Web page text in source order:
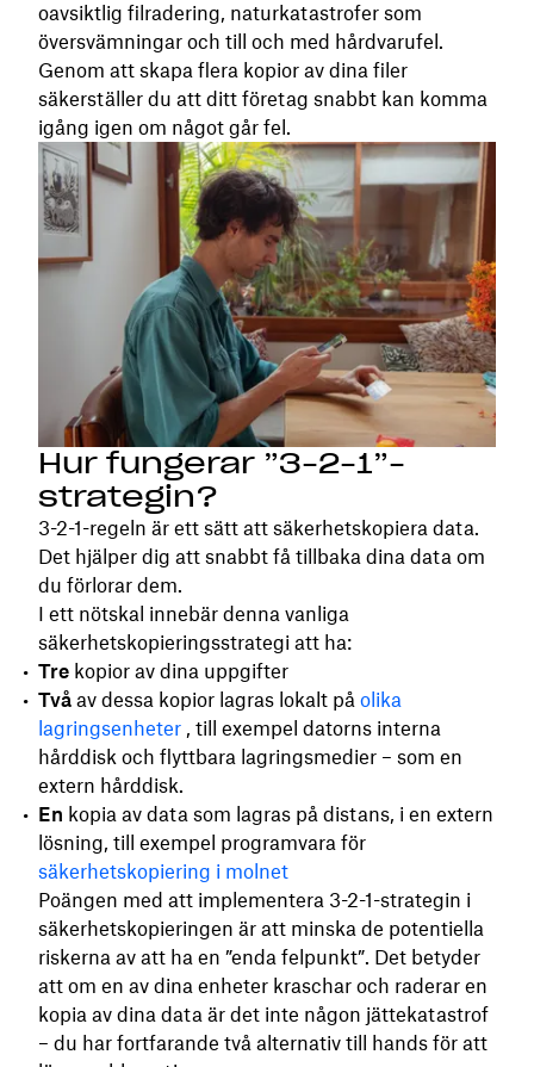
oavsiktlig filradering, naturkatastrofer som
översvämningar och till och med hårdvarufel.
Genom att skapa flera kopior av dina filer
säkerställer du att ditt företag snabbt kan komma
igång igen om något går fel.
Hur fungerar ”3-2-1”-
strategin?
3-2-1-regeln är ett sätt att säkerhetskopiera data.
Det hjälper dig att snabbt få tillbaka dina data om
du förlorar dem.
I ett nötskal innebär denna vanliga
säkerhetskopieringsstrategi att ha:
Tre kopior av dina uppgifter
Två av dessa kopior lagras lokalt på olika
lagringsenheter , till exempel datorns interna
hårddisk och flyttbara lagringsmedier – som en
extern hårddisk.
En kopia av data som lagras på distans, i en extern
lösning, till exempel programvara för
säkerhetskopiering i molnet
Poängen med att implementera 3-2-1-strategin i
säkerhetskopieringen är att minska de potentiella
riskerna av att ha en ”enda felpunkt”. Det betyder
att om en av dina enheter kraschar och raderar en
kopia av dina data är det inte någon jättekatastrof
– du har fortfarande två alternativ till hands för att